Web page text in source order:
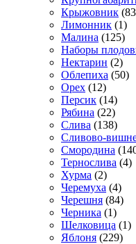
Крыжовник
Лимонник (1)
Малина (125)
Наборы
Нектарин (2)
Облепиха (50)
Орех (12)
Персик (14)
Рябина (22)
Слива (138)
Сливово-
Смородина
Тернослива (4)
Хурма (2)
Черемуха (4)
Черешня (84)
Черника (1)
Шелковица (1)
Яблоня (229)